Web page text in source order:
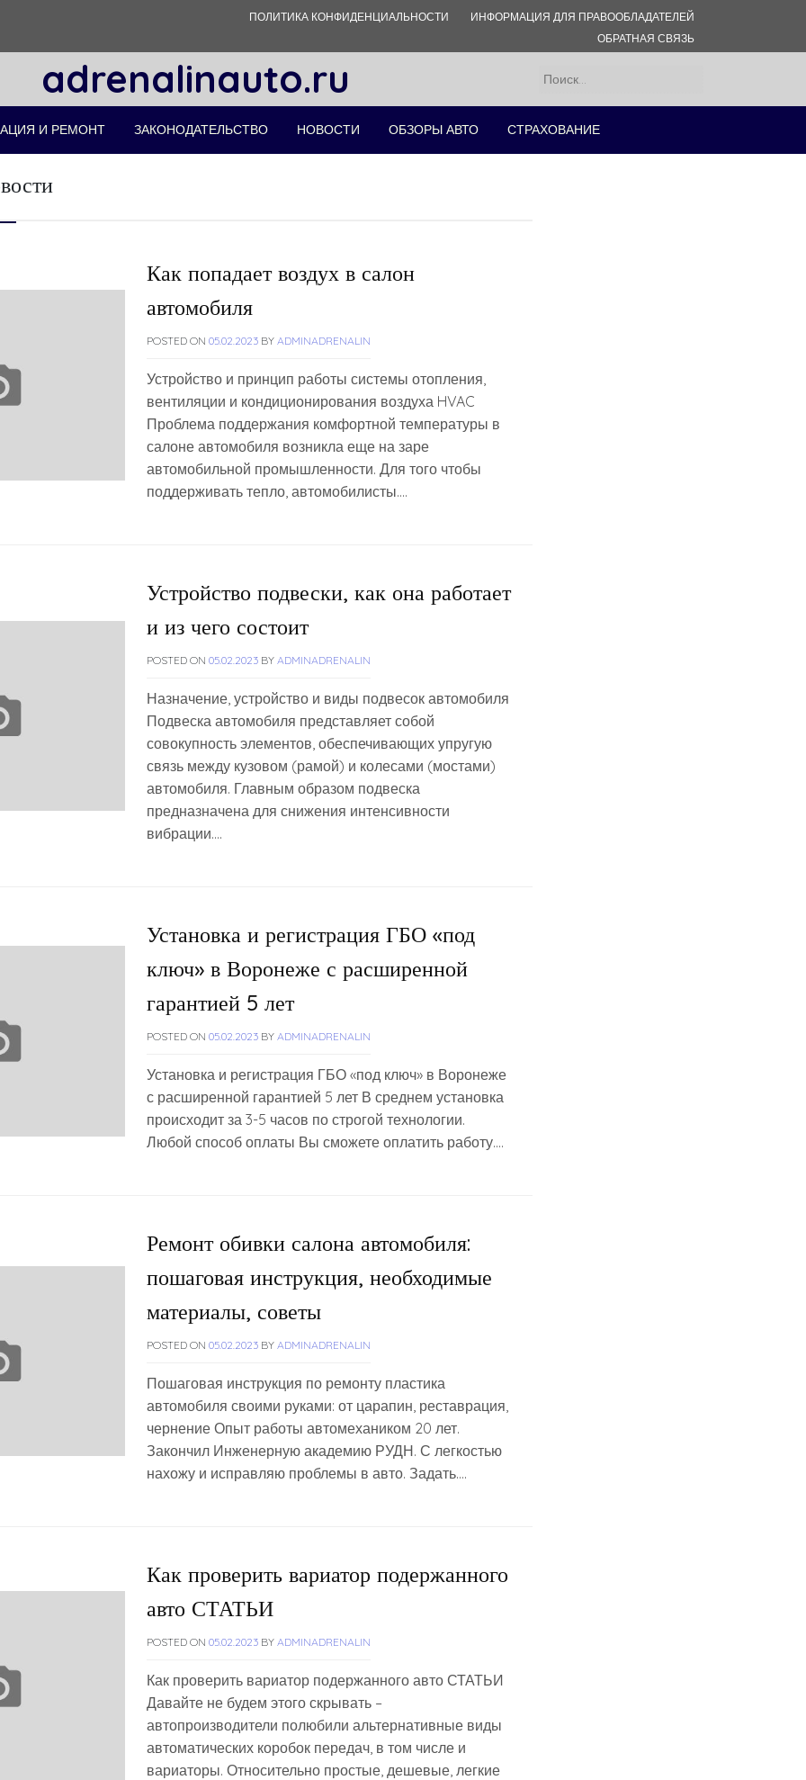
ПОЛИТИКА КОНФИДЕНЦИАЛЬНОСТИ
ИНФОРМАЦИЯ ДЛЯ ПРАВООБЛАДАТЕЛЕЙ
ОБРАТНАЯ СВЯЗЬ
adrenalinauto.ru Найти:
И РЕМОНТ ЗАКОНОДАТЕЛЬСТВО НОВОСТИ ОБЗОРЫ АВТО СТРАХОВАНИЕ
Как попадает воздух в салон
автомобиля
POSTED ON 05.02.2023BY ADMINADRENALIN
Устройство и принцип работы системы отопления,
вентиляции и кондиционирования воздуха HVAC
Проблема поддержания комфортной температуры в
салоне автомобиля возникла еще на заре
автомобильной промышленности. Для того чтобы
поддерживать тепло, автомобилисты….
Устройство подвески, как она работает
и из чего состоит
POSTED ON 05.02.2023BY ADMINADRENALIN
Назначение, устройство и виды подвесок автомобиля
Подвеска автомобиля представляет собой
совокупность элементов, обеспечивающих упругую
связь между кузовом (рамой) и колесами (мостами)
автомобиля. Главным образом подвеска
предназначена для снижения интенсивности
вибрации….
Установка и регистрация ГБО «под
ключ» в Воронеже с расширенной
гарантией 5 лет
POSTED ON 05.02.2023BY ADMINADRENALIN
Установка и регистрация ГБО «под ключ» в Воронеже
с расширенной гарантией 5 лет В среднем установка
происходит за 3-5 часов по строгой технологии.
Любой способ оплаты Вы сможете оплатить работу….
Ремонт обивки салона автомобиля:
пошаговая инструкция, необходимые
материалы, советы
POSTED ON 05.02.2023BY ADMINADRENALIN
Пошаговая инструкция по ремонту пластика
автомобиля своими руками: от царапин, реставрация,
чернение Опыт работы автомехаником 20 лет.
Закончил Инженерную академию РУДН. С легкостью
нахожу и исправляю проблемы в авто. Задать….
Как проверить вариатор подержанного
авто СТАТЬИ
POSTED ON 05.02.2023BY ADMINADRENALIN
Как проверить вариатор подержанного авто СТАТЬИ
Давайте не будем этого скрывать –
автопроизводители полюбили альтернативные виды
автоматических коробок передач, в том числе и
вариаторы. Относительно простые, дешевые, легкие